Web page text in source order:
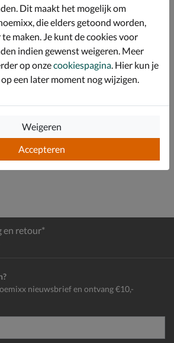
schokabsorberende tussenzool en
met tand-profiel voor meer
Sneakers
en retour*
nieuwsbrief en ontvang €10,-
Dit maakt het mogelijk om
die elders getoond worden,
maken. Je kunt de cookies voor
indien gewenst weigeren. Meer
op onzecookiespagina . Hier kun je
een later moment nog wijzigen.
Accepteren
Weigeren